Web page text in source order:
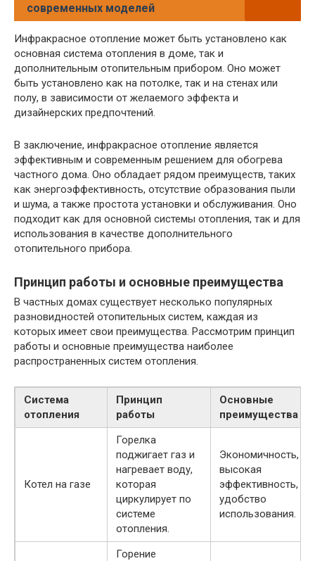
современных моделей
Инфракрасное отопление может быть установлено как
основная система отопления в доме, так и
дополнительным отопительным прибором. Оно может
быть установлено как на потолке, так и на стенах или
полу, в зависимости от желаемого эффекта и
дизайнерских предпочтений.
В заключение, инфракрасное отопление является
эффективным и современным решением для обогрева
частного дома. Оно обладает рядом преимуществ, таких
как энергоэффективность, отсутствие образования пыли
и шума, а также простота установки и обслуживания. Оно
подходит как для основной системы отопления, так и для
использования в качестве дополнительного
отопительного прибора.
Принцип работы и основные преимущества
В частных домах существует несколько популярных
разновидностей отопительных систем, каждая из
которых имеет свои преимущества. Рассмотрим принцип
работы и основные преимущества наиболее
распространенных систем отопления.
Система
отопления
Принцип
работы
Основные
преимущества
Котел на газе
Горелка
поджигает газ и
нагревает воду,
которая
циркулирует по
системе
отопления.
Экономичность,
высокая
эффективность,
удобство
использования.
Горение